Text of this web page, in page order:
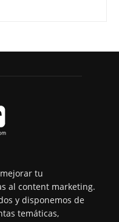
tu
al content marketing.
y disponemos de
temáticas,